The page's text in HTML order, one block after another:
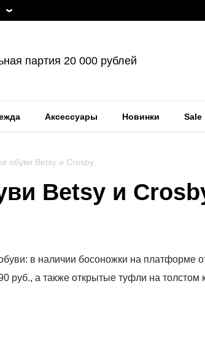
партия 20 000 рублей
Аксессуары Новинки Sale
обуви Betsy и Crosby
Betsy и
в наличии босоножки на платформе
руб., а также открытые туфли на толстом